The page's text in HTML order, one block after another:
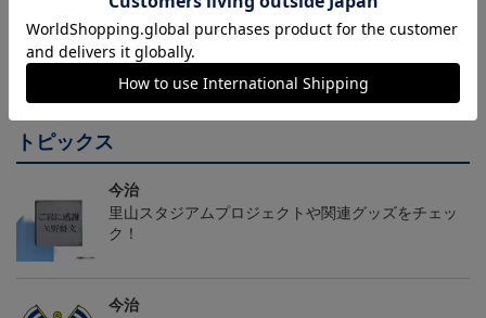
26/27 レプリカユニフォ
ーム(FP1st)
17,600円～21,901円
会員特典
26/27 オーセンティック
ユニフォーム(FP1st)
26,100円～30,400円
会員特典
コンフィットシャツ（20
26SP）
5,500円
トピックス
今治
里山スタジアムプロジェクトや関連グッズをチェッ
ク！
今治